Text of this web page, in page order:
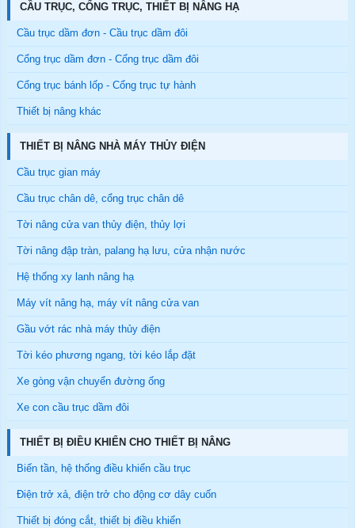
CẦU TRỤC, CỔNG TRỤC, THIẾT BỊ NÂNG HẠ
Cầu trục dầm đơn - Cầu trục dầm đôi
Cổng trục dầm đơn - Cổng trục dầm đôi
Cổng trục bánh lốp - Cổng trục tự hành
Thiết bị nâng khác
THIẾT BỊ NÂNG NHÀ MÁY THỦY ĐIỆN
Cầu trục gian máy
Cầu trục chân dê, cổng trục chân dê
Tời nâng cửa van thủy điện, thủy lợi
Tời nâng đập tràn, palang hạ lưu, cửa nhận nước
Hệ thống xy lanh nâng hạ
Máy vít nâng hạ, máy vít nâng cửa van
Gầu vớt rác nhà máy thủy điện
Tời kéo phương ngang, tời kéo lắp đặt
Xe gòng vận chuyển đường ống
Xe con cầu trục dầm đôi
THIẾT BỊ ĐIỀU KHIỂN CHO THIẾT BỊ NÂNG
Biến tần, hệ thống điều khiển cầu trục
Điện trở xả, điện trở cho động cơ dây cuốn
Thiết bị đóng cắt, thiết bị điều khiển